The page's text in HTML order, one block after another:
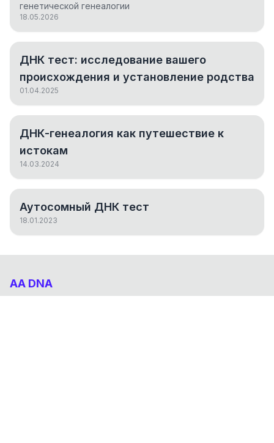
генетической генеалогии
18.05.2026
ДНК тест: исследование вашего
происхождения и установление родства
01.04.2025
ДНК-генеалогия как путешествие к
истокам
14.03.2024
Аутосомный ДНК тест
18.01.2023
AA DNA